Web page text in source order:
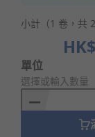
小計（1 卷，共
Add
to
Basket
單位
選擇或輸入數量